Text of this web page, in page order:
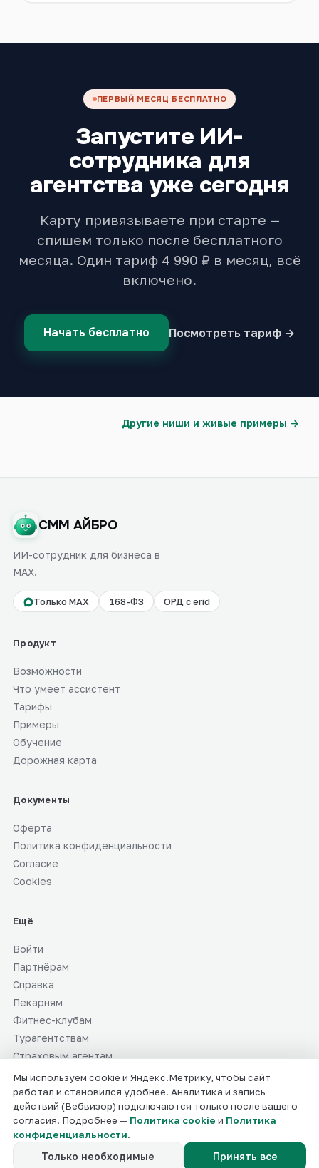
ПЕРВЫЙ МЕСЯЦ БЕСПЛАТНО
Запустите ИИ-
сотрудника для
агентства уже сегодня
Карту привязываете при старте —
спишем только после бесплатного
месяца. Один тариф 4 990 ₽ в месяц, всё
включено.
Начать бесплатно Посмотреть тариф →
Другие ниши и живые примеры →
СММ АЙБРО
ИИ-сотрудник для бизнеса в
MAX.
Только MAX 168-ФЗ ОРД с erid
Продукт
Возможности
Что умеет ассистент
Тарифы
Примеры
Обучение
Дорожная карта
Документы
Оферта
Политика конфиденциальности
Согласие
Cookies
Ещё
Войти
Партнёрам
Справка
Пекарням
Фитнес-клубам
Турагентствам
Страховым агентам
СММ-специалистам
ИП Мальцев Валерий Валерьевич · ИНН 519041916737
info@smmaibro.ru
© 2025–2026 СММ АЙБРО
Мы используем cookie и Яндекс.Метрику, чтобы сайт
работал и становился удобнее. Аналитика и запись
действий (Вебвизор) подключаются только после вашего
согласия. Подробнее — Политика cookie и Политика
конфиденциальности.
Только необходимые Принять все